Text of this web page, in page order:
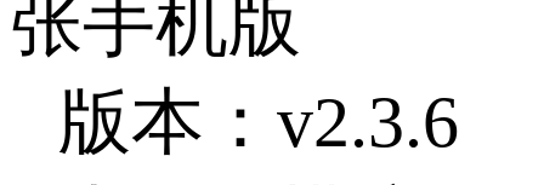
张手机版
版本：v2.3.6